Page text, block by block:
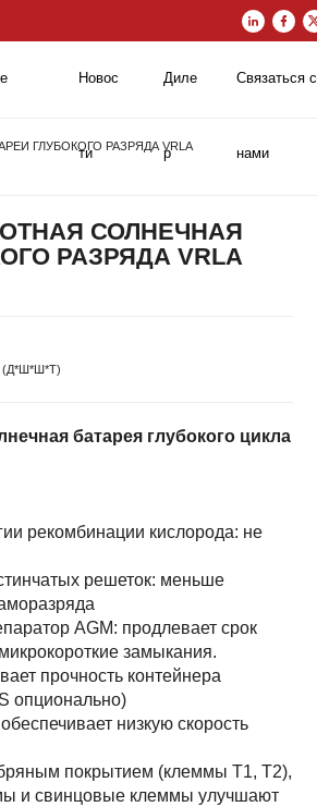
Новос
ти
Диле
р
Связаться с
нами
ГЛУБОКОГО РАЗРЯДА VRLA
СОЛНЕЧНАЯ
РАЗРЯДА VRLA
(Д*Ш*Ш*Т)
батарея глубокого цикла
рекомбинации кислорода: не
решеток: меньше
AGM: продлевает срок
замыкания.
прочность контейнера
опционально)
низкую скорость
покрытием (клеммы T1, T2),
и свинцовые клеммы улучшают